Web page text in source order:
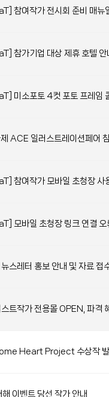
참여작가 전시회 준비 매뉴
참가기업 대상 제휴 호텔 안
미소포토 4컷 포토 프레임
ACE 일러스트레이션페어
참여작가 모바일 초청장 사
모바일 초청장 링크 연결 오
스레터 홍보 안내 및 자료 접
트작가 전용몰 OPEN, 파격
Heart Project 수상작
이벤트 당선 작가 안내